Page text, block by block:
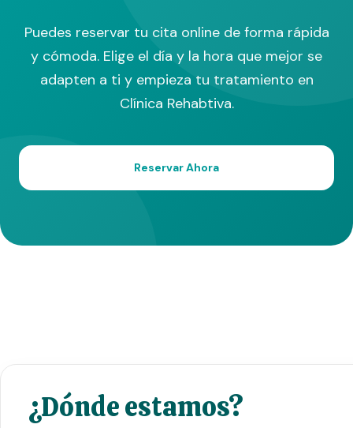
Puedes reservar tu cita online de forma rápida
y cómoda. Elige el día y la hora que mejor se
adapten a ti y empieza tu tratamiento en
Clínica Rehabtiva.
Reservar Ahora
¿Dónde estamos?